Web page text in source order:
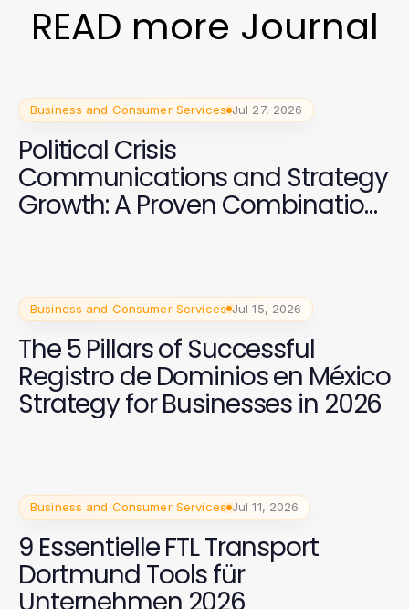
READ more Journal
Business and Consumer Services Jul 27, 2026
Political Crisis
Communications and Strategy
Growth: A Proven Combination
Business and Consumer Services Jul 15, 2026
The 5 Pillars of Successful
Registro de Dominios en México
Strategy for Businesses in 2026
Business and Consumer Services Jul 11, 2026
9 Essentielle FTL Transport
Dortmund Tools für